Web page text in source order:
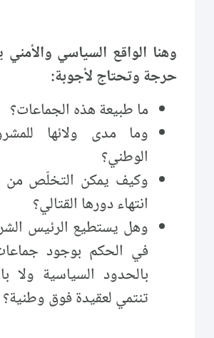
وهنا الواقع السياسي
حرجة وتحتاج لأجوبة:
ما طبيعة هذه الجماعات؟
وما مدى ولائها
الوطني؟
وكيف يمكن التخلّص من
انتهاء دورها القتالي؟
وهل يستطيع الرئيس
في الحكم بوجود
بالحدود السياسية ولا
تنتمي لعقيدة فوق وطنية؟